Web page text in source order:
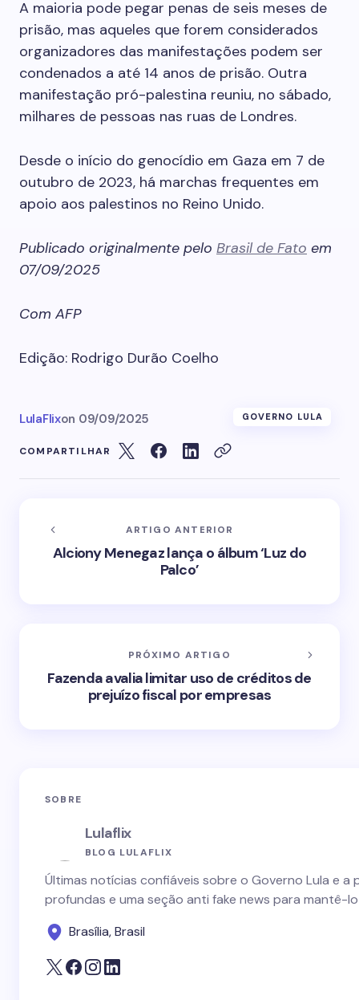
A maioria pode pegar penas de seis meses de
prisão, mas aqueles que forem considerados
organizadores das manifestações podem ser
condenados a até 14 anos de prisão. Outra
manifestação pró-palestina reuniu, no sábado,
milhares de pessoas nas ruas de Londres.
Desde o início do genocídio em Gaza em 7 de
outubro de 2023, há marchas frequentes em
apoio aos palestinos no Reino Unido.
Publicado originalmente pelo Brasil de Fato em
07/09/2025
Com AFP
Edição: Rodrigo Durão Coelho
LulaFlixon 09/09/2025 GOVERNO LULA
COMPARTILHAR
ARTIGO ANTERIOR
Alciony Menegaz lança o álbum ‘Luz do
Palco’
PRÓXIMO ARTIGO
Fazenda avalia limitar uso de créditos de
prejuízo fiscal por empresas
SOBRE
Lulaflix
BLOG LULAFLIX
Últimas notícias confiáveis sobre o Governo Lula e
profundas e uma seção anti fake news para mantê-
Brasília, Brasil